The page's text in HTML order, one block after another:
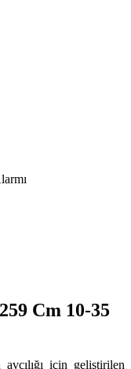
Cm 10-35
için geliştirilen